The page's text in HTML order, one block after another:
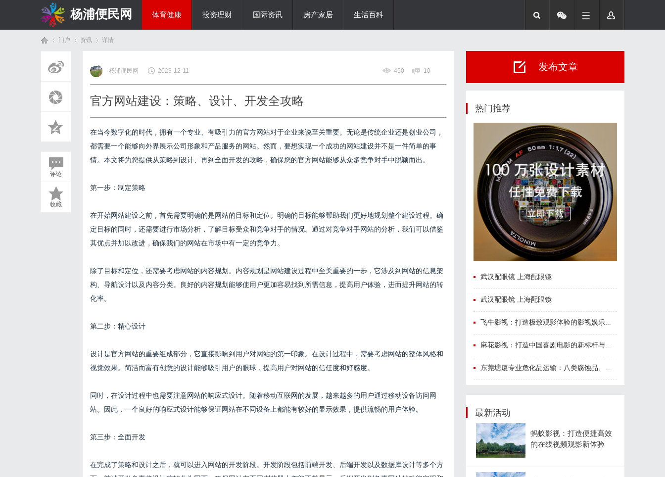
杨浦便民网 体育健康 投资理财 国际资讯 房产家居 生活百科
门户 资讯
›
详情
评论
收藏
杨浦便民网 2023-12-11 450 10
官方网站建设：策略、设计、开发全攻略
在当今数字化的时代，拥有一个专业、有吸引力的官方网站对于企业来说至关重要。无论是传统企业还是创业公司，
都需要一个能够向外界展示公司形象和产品服务的网站。然而，要想实现一个成功的网站建设并不是一件简单的事
情。本文将为您提供从策略到设计、再到全面开发的攻略，确保您的官方网站能够从众多竞争对手中脱颖而出。
第一步：制定策略
在开始网站建设之前，首先需要明确的是网站的目标和定位。明确的目标能够帮助我们更好地规划整个建设过程。确
定目标的同时，还需要进行市场分析，了解目标受众和竞争对手的情况。通过对竞争对手网站的分析，我们可以借鉴
其优点并加以改进，确保我们的网站在市场中有一定的竞争力。
除了目标和定位，还需要考虑网站的内容规划。内容规划是网站建设过程中至关重要的一步，它涉及到网站的信息架
构、导航设计以及内容分类。良好的内容规划能够使用户更加容易找到所需信息，提高用户体验，进而提升网站的转
化率。
第二步：精心设计
设计是官方网站的重要组成部分，它直接影响到用户对网站的第一印象。在设计过程中，需要考虑网站的整体风格和
视觉效果。简洁而富有创意的设计能够吸引用户的眼球，提高用户对网站的信任度和好感度。
同时，在设计过程中也需要注意网站的响应式设计。随着移动互联网的发展，越来越多的用户通过移动设备访问网
站。因此，一个良好的响应式设计能够保证网站在不同设备上都能有较好的显示效果，提供流畅的用户体验。
第三步：全面开发
在完成了策略和设计之后，就可以进入网站的开发阶段。开发阶段包括前端开发、后端开发以及数据库设计等多个方
发布文章
热门推荐
武汉配眼镜 上海配眼镜
武汉配眼镜 上海配眼镜
飞牛影视：打造极致观影体验的影视娱乐平台
麻花影视：打造中国喜剧电影的新标杆与文化现象
东莞塘厦专业危化品运输：八类腐蚀品、九类杂项合规全品类承运解决方案
最新活动
蚂蚁影视：打造便捷高效
的在线视频观影新体验